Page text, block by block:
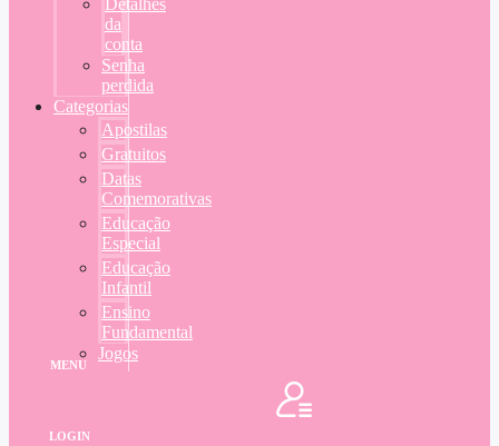
Detalhes
da
conta
Senha
perdida
Categorias
Apostilas
Gratuitos
Datas
Comemorativas
Educação
Especial
Educação
Infantil
Ensino
Fundamental
Jogos
MENU
LOGIN